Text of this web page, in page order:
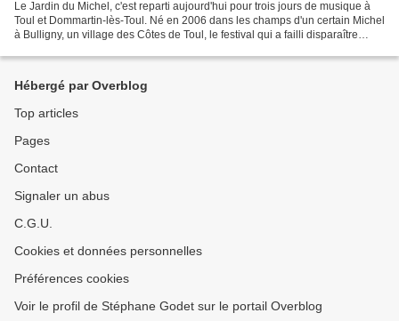
Le Jardin du Michel, c'est reparti aujourd'hui pour trois jours de musique à
Toul et Dommartin-lès-Toul. Né en 2006 dans les champs d'un certain Michel
à Bulligny, un village des Côtes de Toul, le festival qui a failli disparaître
Hébergé par Overblog
Top articles
Pages
Contact
Signaler un abus
C.G.U.
Cookies et données personnelles
Préférences cookies
Voir le profil de Stéphane Godet sur le portail Overblog